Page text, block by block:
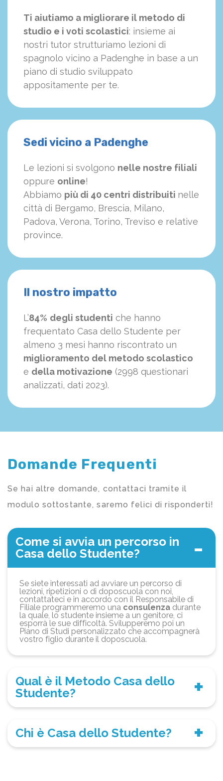
Ti aiutiamo a migliorare il metodo di
studio e i voti scolastici: insieme ai
nostri tutor strutturiamo lezioni di
spagnolo vicino a Padenghe in base a un
piano di studio sviluppato
appositamente per te.
Sedi vicino a Padenghe
Le lezioni si svolgono nelle nostre filiali
oppure online!
Abbiamo più di 40 centri distribuiti nelle
città di Bergamo, Brescia, Milano,
Padova, Verona, Torino, Treviso e relative
province.
Il nostro impatto
L’84% degli studenti che hanno
frequentato Casa dello Studente per
almeno 3 mesi hanno riscontrato un
miglioramento del metodo scolastico
e della motivazione (2998 questionari
analizzati, dati 2023).
Domande Frequenti
Se hai altre domande, contattaci tramite il
modulo sottostante, saremo felici di risponderti!
Come si avvia un percorso in
Casa dello Studente?
Se siete interessati ad avviare un percorso di
lezioni, ripetizioni o di doposcuola con noi,
contattateci e in accordo con il Responsabile di
Filiale programmeremo una consulenza durante
la quale, lo studente insieme a un genitore, ci
esporrà le sue difficoltà. Svilupperemo poi un
Piano di Studi personalizzato che accompagnerà
vostro figlio durante il doposcuola.
Qual è il Metodo Casa dello
Studente?
Chi è Casa dello Studente?